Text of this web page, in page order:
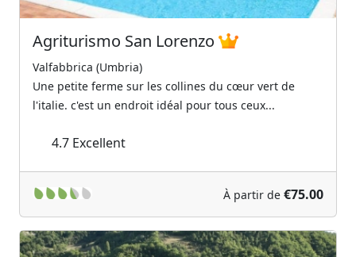
Agriturismo San Lorenzo
Valfabbrica (Umbria)
Une petite ferme sur les collines du cœur vert de
l'italie. c'est un endroit idéal pour tous ceux...
4.7 Excellent
À partir de €75.00